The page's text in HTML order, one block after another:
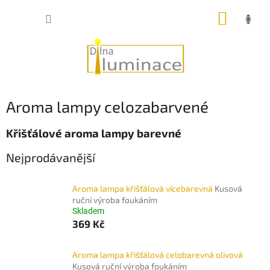
Aroma lampy celozabarvené
Křišťálové aroma lampy barevné
Nejprodávanější
Aroma lampa křišťálová vícebarevná Kusová
ruční výroba foukáním
Skladem
369 Kč
Aroma lampa křišťálová celobarevná olivová
Kusová ruční výroba foukáním